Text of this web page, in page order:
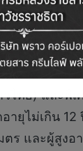
ลึก แชะ แชร์
วนท่ามกลางบ
โปรโมชั่นเดื
ไทย) และพิ
ายุไม่เกิน 12
ตร และผู้สูงอ